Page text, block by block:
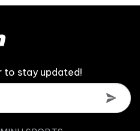
là:
to stay updated!